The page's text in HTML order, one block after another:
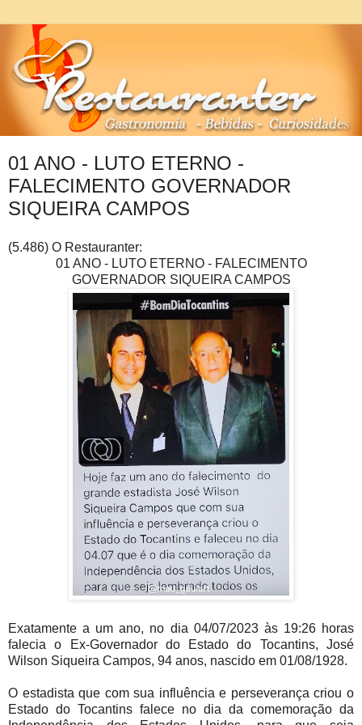
01 ANO - LUTO ETERNO -
FALECIMENTO GOVERNADOR
SIQUEIRA CAMPOS
(5.486) O Restauranter:
01 ANO - LUTO ETERNO - FALECIMENTO
GOVERNADOR SIQUEIRA CAMPOS
Exatamente a um ano, no dia 04/07/2023 às 19:26 horas
falecia o Ex-Governador do Estado do Tocantins, José
Wilson Siqueira Campos, 94 anos, nascido em 01/08/1928.
O estadista que com sua influência e perseverança criou o
Estado do Tocantins falece no dia da comemoração da